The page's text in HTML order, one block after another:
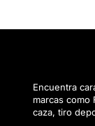
Encuentra
marcas como
caza, tiro